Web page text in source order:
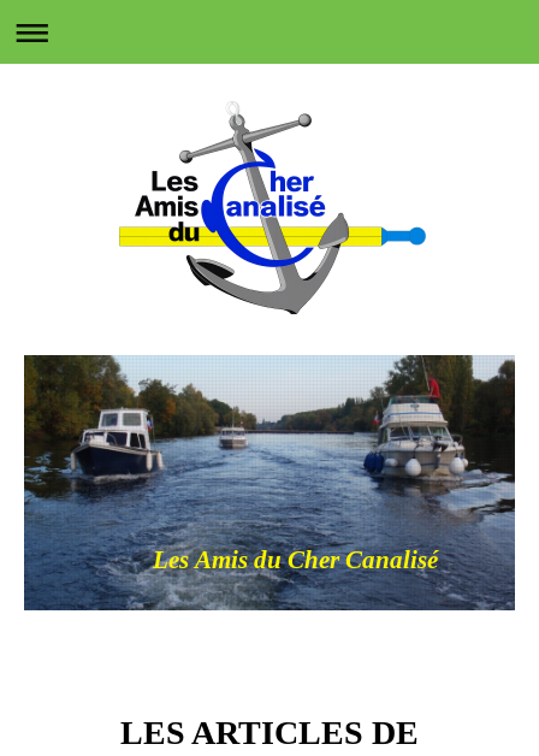
Les Amis du Cher Canalisé
LES ARTICLES DE